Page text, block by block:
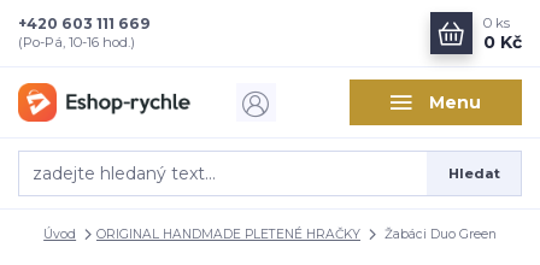
Menu
Hledat
+420 603 111 669
(Po-Pá, 10-16 hod.)
0 ks
0 Kč
Úvod ORIGINAL HANDMADE PLETENÉ HRAČKY Žabáci Duo Green